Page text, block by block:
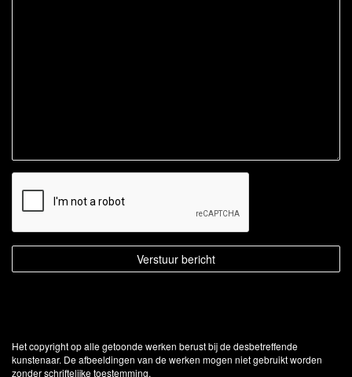
Het copyright op alle getoonde werken berust bij de desbetreffende
kunstenaar. De afbeeldingen van de werken mogen niet gebruikt worden
zonder schriftelijke toestemming.